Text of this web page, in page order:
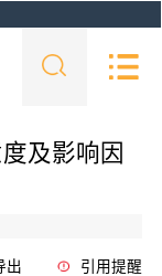
及影响因
出 引用提醒